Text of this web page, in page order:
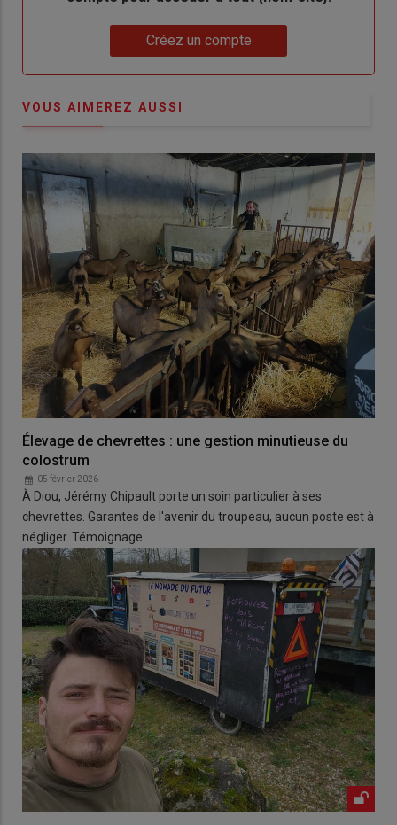
Créez un compte
VOUS AIMEREZ AUSSI
Élevage de chevrettes : une gestion minutieuse du
colostrum
05 février 2026
À Diou, Jérémy Chipault porte un soin particulier à ses
chevrettes. Garantes de l'avenir du troupeau, aucun poste est à
négliger. Témoignage.